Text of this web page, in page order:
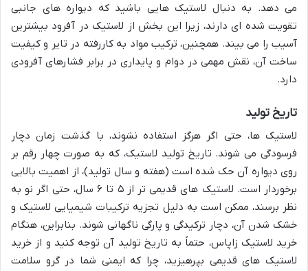
می دهد. به دنبال لاستیک هایی باشید که دیواره های جانبی
تقویت شده ای دارند، زیرا این بخش از لاستیک در آفرود بیشترین
آسیب را می بیند. همچنین، ترکیب مواد به کاررفته در تایر و کیفیت
ساخت آن، نقش مهمی در دوام و پایداری در برابر فشارهای آفرودی
دارد.
تاریخ تولید
لاستیک ها، حتی اگر هرگز استفاده نشوند، با گذشت زمان دچار
فرسودگی می شوند. تاریخ تولید لاستیک، که به صورت چهار رقم بر
روی دیواره آن حک شده است (هفته و سال تولید)، از اهمیت بالایی
برخوردار است. لاستیک های قدیمی تر از ۵ تا ۶ سال، حتی اگر نو به
نظر برسند، ممکن است به دلیل تجزیه ترکیبات شیمیایی لاستیک و
خشک شدن آن، دچار ترکیدگی و پارگی ناگهانی شوند. بنابراین، هنگام
خرید لاستیک زاپاس، حتماً به تاریخ تولید آن توجه کنید و از خرید
لاستیک های قدیمی بپرهیزید، چرا که ایمنی شما در گرو سلامت